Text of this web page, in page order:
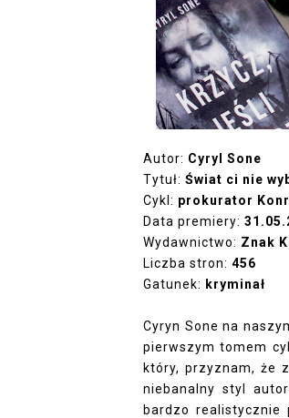
Autor: Cyryl Sone
Tytuł: Świat ci nie
Cykl: prokurator
Data premiery:
Wydawnictwo: Znak
Liczba stron: 456
Gatunek: kryminał
Cyryn Sone na
pierwszym tomem
który, przyznam, że
niebanalny styl
bardzo